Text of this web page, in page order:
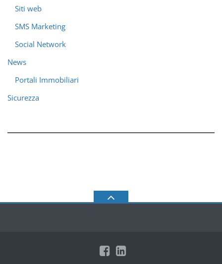
Siti web
SMS Marketing
Social Network
News
Portali Immobiliari
Sicurezza